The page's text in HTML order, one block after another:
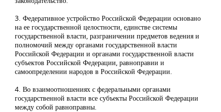
3. Федеративное устройство Российской Федерации основано
на ее государственной целостности, единстве системы
государственной власти, разграничении предметов ведения и
полномочий между органами государственной власти
Российской Федерации и органами государственной власти
субъектов Российской Федерации, равноправии и
самоопределении народов в Российской Федерации.
4. Во взаимоотношениях с федеральными органами
государственной власти все субъекты Российской Федерации
между собой равноправны.